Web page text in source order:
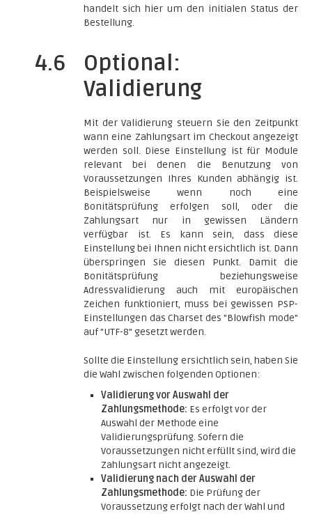
handelt sich hier um den initialen Status der
Bestellung.
4.6
Optional:
Validierung
Mit der Validierung steuern Sie den Zeitpunkt
wann eine Zahlungsart im Checkout angezeigt
werden soll. Diese Einstellung ist für Module
relevant bei denen die Benutzung von
Voraussetzungen Ihres Kunden abhängig ist.
Beispielsweise wenn noch eine
Bonitätsprüfung erfolgen soll, oder die
Zahlungsart nur in gewissen Ländern
verfügbar ist. Es kann sein, dass diese
Einstellung bei Ihnen nicht ersichtlich ist. Dann
überspringen Sie diesen Punkt. Damit die
Bonitätsprüfung beziehungsweise
Adressvalidierung auch mit europäischen
Zeichen funktioniert, muss bei gewissen PSP-
Einstellungen das Charset des "Blowfish mode"
auf "UTF-8" gesetzt werden.
Sollte die Einstellung ersichtlich sein, haben Sie
die Wahl zwischen folgenden Optionen:
Validierung vor Auswahl der
Zahlungsmethode: Es erfolgt vor der
Auswahl der Methode eine
Validierungsprüfung. Sofern die
Voraussetzungen nicht erfüllt sind, wird die
Zahlungsart nicht angezeigt.
Validierung nach der Auswahl der
Zahlungsmethode: Die Prüfung der
Voraussetzung erfolgt nach der Wahl und